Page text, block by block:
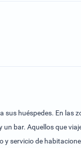
huéspedes. En
bar. Aquellos que
servicio de